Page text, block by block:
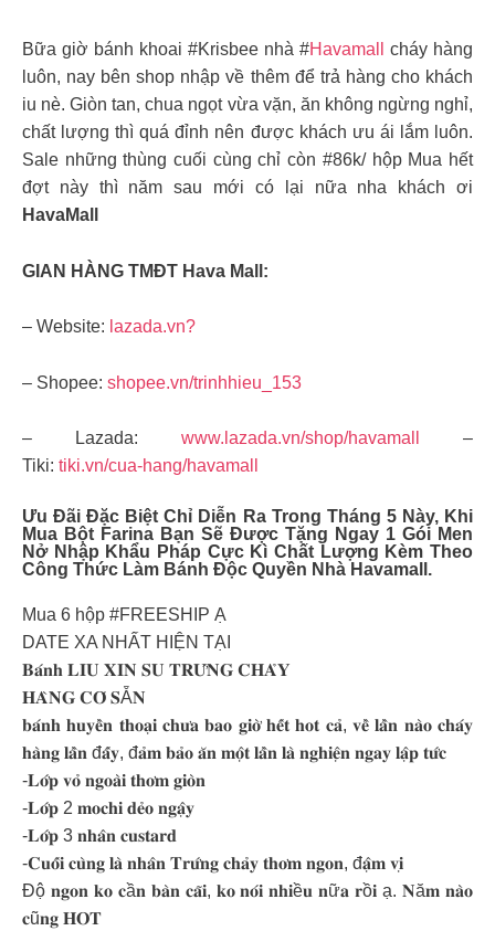
Bữa giờ bánh khoai #Krisbee nhà #Havamall
cháy hàng
luôn, nay bên shop nhập về thêm để trả hàng cho khách
iu nè. Giòn tan, chua ngọt vừa vặn, ăn không ngừng nghỉ,
chất lượng thì quá đỉnh nên được khách ưu ái lắm luôn.
Sale những thùng cuối cùng chỉ còn #86k/ hộp Mua hết
đợt này thì năm sau mới có lại nữa nha khách ơi
HavaMall
GIAN HÀNG TMĐT Hava Mall:
– Website: lazada.vn?
– Shopee: shopee.vn/trinhhieu_153
– Lazada: www.lazada.vn/shop/havamall
–
Tiki: tiki.vn/cua-hang/havamall
Ưu Đãi Đặc Biệt Chỉ Diễn Ra Trong Tháng 5 Này, Khi
Mua Bột Farina Bạn Sẽ Được Tặng Ngay 1 Gói Men
Nở Nhập Khẩu Pháp Cực Kì Chất Lượng Kèm Theo
Công Thức Làm Bánh Độc Quyền Nhà Havamall.
Mua 6 hộp #FREESHIP Ạ
DATE XA NHẤT HIỆN TẠI
𝐁𝐚́𝐧𝐡 𝐋𝐈𝐔 𝐗𝐈𝐍 𝐒𝐔 𝐓𝐑𝐔̛́𝐍𝐆 𝐂𝐇𝐀̉𝐘
𝐇𝐀̀𝐍𝐆 𝐂𝐎́ 𝐒Ẵ𝐍
𝐛𝐚́𝐧𝐡 𝐡𝐮𝐲𝐞̂̀𝐧 𝐭𝐡𝐨𝐚̣𝐢 𝐜𝐡𝐮̛𝐚 𝐛𝐚𝐨 𝐠𝐢𝐨̛̀ 𝐡𝐞̂́𝐭 𝐡𝐨𝐭 𝐜𝐚̉, 𝐯𝐞̂̀ 𝐥𝐚̂̀𝐧 𝐧𝐚̀𝐨 𝐜𝐡𝐚́𝐲
𝐡𝐚̀𝐧𝐠 𝐥𝐚̂̀𝐧 đ𝐚̂́𝐲, đ𝐚̉𝐦 𝐛𝐚̉𝐨 𝐚̆𝐧 𝐦𝐨̣̂𝐭 𝐥𝐚̂̀𝐧 𝐥𝐚̀ 𝐧𝐠𝐡𝐢𝐞̣̂𝐧 𝐧𝐠𝐚𝐲 𝐥𝐚̣̂𝐩 𝐭𝐮̛́𝐜
-𝐋𝐨̛́𝐩 𝐯𝐨̉ 𝐧𝐠𝐨𝐚̀𝐢 𝐭𝐡𝐨̛𝐦 𝐠𝐢𝐨̀𝐧
-𝐋𝐨̛́𝐩 2 𝐦𝐨𝐜𝐡𝐢 𝐝𝐞̉𝐨 𝐧𝐠𝐚̣̂𝐲
-𝐋𝐨̛́𝐩 3 𝐧𝐡𝐚̂𝐧 𝐜𝐮𝐬𝐭𝐚𝐫𝐝
-𝐂𝐮𝐨̂́𝐢 𝐜𝐮̀𝐧𝐠 𝐥𝐚̀ 𝐧𝐡𝐚̂𝐧 𝐓𝐫𝐮̛́𝐧𝐠 𝐜𝐡𝐚̉𝐲 𝐭𝐡𝐨̛𝐦 𝐧𝐠𝐨𝐧, đ𝐚̣̂𝐦 𝐯𝐢̣
Độ 𝐧𝐠𝐨𝐧 𝐤𝐨 𝐜ầ𝐧 𝐛𝐚̀𝐧 𝐜𝐚̃𝐢, 𝐤𝐨 𝐧𝐨́𝐢 𝐧𝐡𝐢ề𝐮 𝐧ữ𝐚 𝐫ồ𝐢 ạ. 𝐍ă𝐦 𝐧𝐚̀𝐨
𝐜ũ𝐧𝐠 𝐇𝐎𝐓